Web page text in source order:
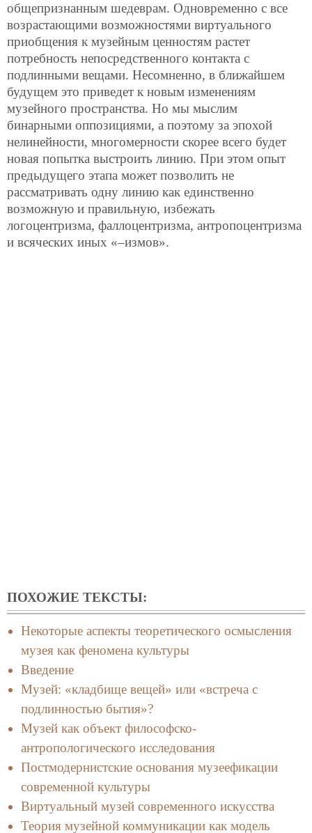
общепризнанным шедеврам. Одновременно с все
возрастающими возможностями виртуального
приобщения к музейным ценностям растет
потребность непосредственного контакта с
подлинными вещами. Несомненно, в ближайшем
будущем это приведет к новым изменениям
музейного пространства. Но мы мыслим
бинарными оппозициями, а поэтому за эпохой
нелинейности, многомерности скорее всего будет
новая попытка выстроить линию. При этом опыт
предыдущего этапа может позволить не
рассматривать одну линию как единственно
возможную и правильную, избежать
логоцентризма, фаллоцентризма, антропоцентризма
и всяческих иных «–измов».
ПОХОЖИЕ ТЕКСТЫ:
Некоторые аспекты теоретического осмысления
музея как феномена культуры
Введение
Музей: «кладбище вещей» или «встреча с
подлинностью бытия»?
Музей как объект философско-
антропологического исследования
Постмодернистские основания музеефикации
современной культуры
Виртуальный музей современного искусства
Теория музейной коммуникации как модель